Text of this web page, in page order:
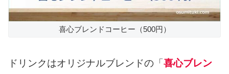
喜心ブレンドコーヒー（500円）
ドリンクはオリジナルブレンドの「 喜心ブレン